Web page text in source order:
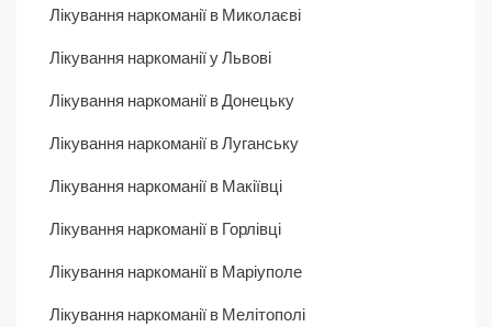
Лікування наркоманії в Миколаєві
Лікування наркоманії у Львові
Лікування наркоманії в Донецьку
Лікування наркоманії в Луганську
Лікування наркоманії в Макіївці
Лікування наркоманії в Горлівці
Лікування наркоманії в Маріуполе
Лікування наркоманії в Мелітополі